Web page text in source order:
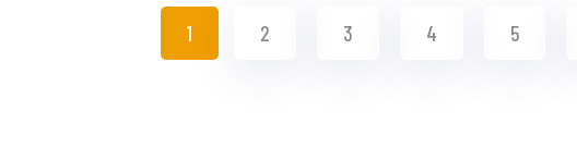
1 2 3 4 5